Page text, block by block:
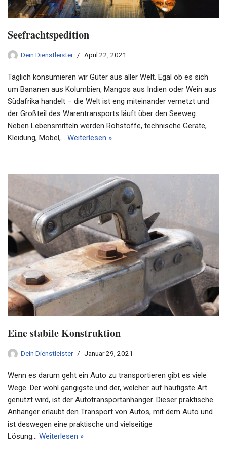
Seefrachtspedition
Dein Dienstleister April 22, 2021
Täglich konsumieren wir Güter aus aller Welt. Egal ob es sich
um Bananen aus Kolumbien, Mangos aus Indien oder Wein aus
Südafrika handelt – die Welt ist eng miteinander vernetzt und
der Großteil des Warentransports läuft über den Seeweg.
Neben Lebensmitteln werden Rohstoffe, technische Geräte,
Kleidung, Möbel,… Weiterlesen »
Eine stabile Konstruktion
Dein Dienstleister Januar 29, 2021
Wenn es darum geht ein Auto zu transportieren gibt es viele
Wege. Der wohl gängigste und der, welcher auf häufigste Art
genutzt wird, ist der Autotransportanhänger. Dieser praktische
Anhänger erlaubt den Transport von Autos, mit dem Auto und
ist deswegen eine praktische und vielseitige
Lösung… Weiterlesen »